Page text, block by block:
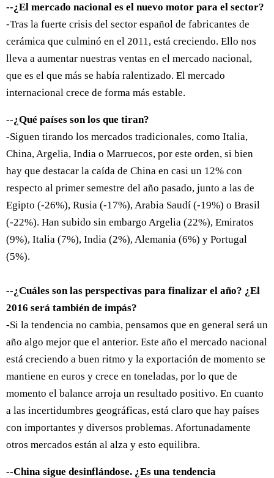
--¿El mercado nacional es el nuevo motor para el sector?
-Tras la fuerte crisis del sector español de fabricantes de
cerámica que culminó en el 2011, está creciendo. Ello nos
lleva a aumentar nuestras ventas en el mercado nacional,
que es el que más se había ralentizado. El mercado
internacional crece de forma más estable.
--¿Qué países son los que tiran?
-Siguen tirando los mercados tradicionales, como Italia,
China, Argelia, India o Marruecos, por este orden, si bien
hay que destacar la caída de China en casi un 12% con
respecto al primer semestre del año pasado, junto a las de
Egipto (-26%), Rusia (-17%), Arabia Saudí (-19%) o Brasil
(-22%). Han subido sin embargo Argelia (22%), Emiratos
(9%), Italia (7%), India (2%), Alemania (6%) y Portugal
(5%).
--¿Cuáles son las perspectivas para finalizar el año? ¿El
2016 será también de impás?
-Si la tendencia no cambia, pensamos que en general será un
año algo mejor que el anterior. Este año el mercado nacional
está creciendo a buen ritmo y la exportación de momento se
mantiene en euros y crece en toneladas, por lo que de
momento el balance arroja un resultado positivo. En cuanto
a las incertidumbres geográficas, está claro que hay países
con importantes y diversos problemas. Afortunadamente
otros mercados están al alza y esto equilibra.
--China sigue desinflándose. ¿Es una tendencia